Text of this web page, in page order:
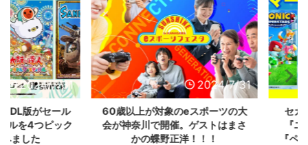
2024/7/31
がセール
4つピック
た
2024/7/31
60歳以上が対象のeスポーツの大
会が神奈川で開催。ゲストはまさ
かの蝶野正洋！！！
セガの
『ユニ
『ペルソ